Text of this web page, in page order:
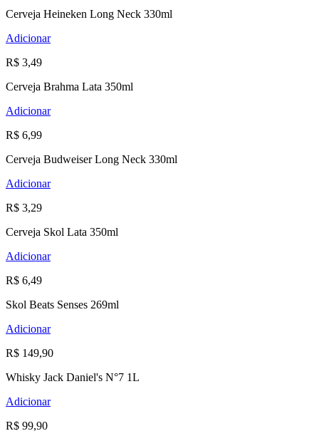
Cerveja Heineken Long Neck 330ml
Adicionar
R$ 3,49
Cerveja Brahma Lata 350ml
Adicionar
R$ 6,99
Cerveja Budweiser Long Neck 330ml
Adicionar
R$ 3,29
Cerveja Skol Lata 350ml
Adicionar
R$ 6,49
Skol Beats Senses 269ml
Adicionar
R$ 149,90
Whisky Jack Daniel's N°7 1L
Adicionar
R$ 99,90